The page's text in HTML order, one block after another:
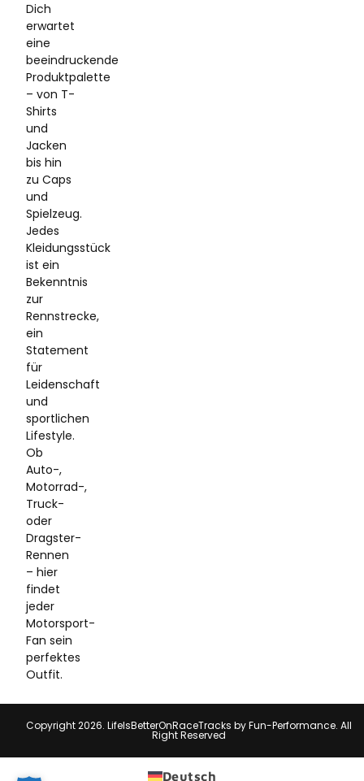
Dich
erwartet
eine
beeindruckende
Produktpalette
– von T-
Shirts
und
Jacken
bis hin
zu Caps
und
Spielzeug.
Jedes
Kleidungsstück
ist ein
Bekenntnis
zur
Rennstrecke,
ein
Statement
für
Leidenschaft
und
sportlichen
Lifestyle.
Ob
Auto-,
Motorrad-,
Truck-
oder
Dragster-
Rennen
– hier
findet
jeder
Motorsport-
Fan sein
perfektes
Outfit.
Copyright 2026. LifeIsBetterOnRaceTracks by Fun-Performance. All
Right Reserved
Deutsch